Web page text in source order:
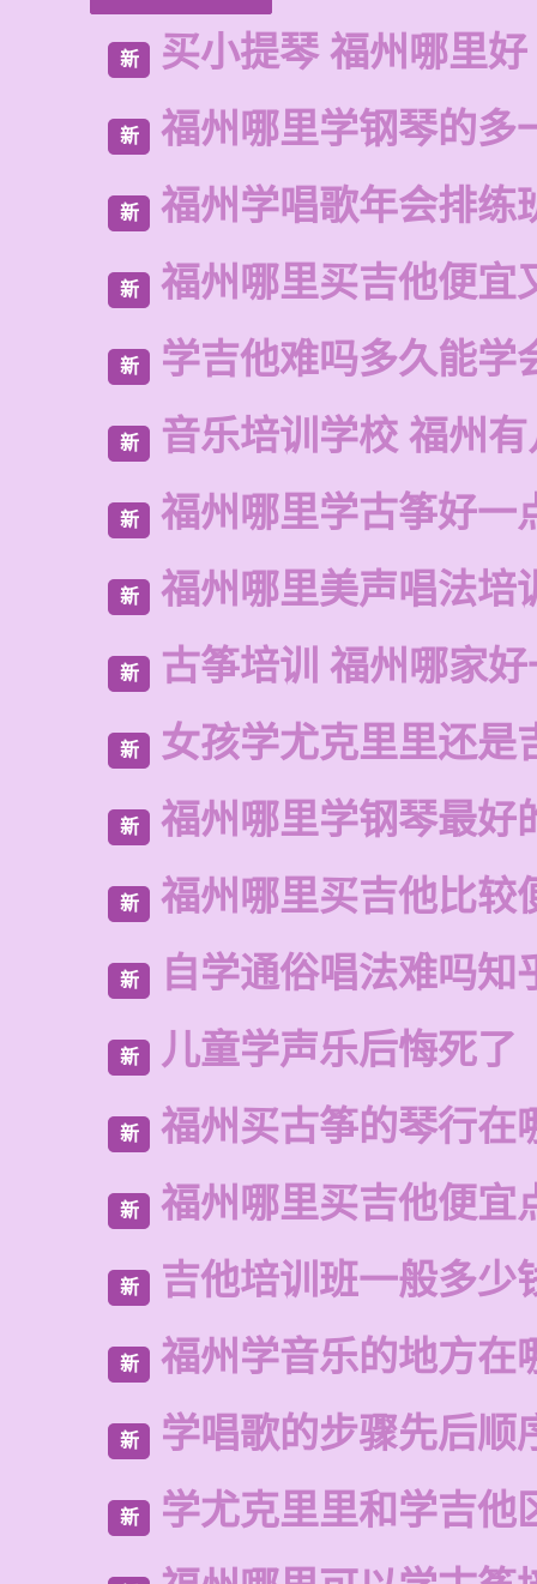
新 买小提琴 福州哪里好
新 福州哪里学钢琴的多
新 福州学唱歌年会排练
新 福州哪里买吉他便宜
新 学吉他难吗多久能学
新 音乐培训学校 福州
新 福州哪里学古筝好一
新 福州哪里美声唱法培
新 古筝培训 福州哪家
新 女孩学尤克里里还是
新 福州哪里学钢琴最好
新 福州哪里买吉他比较
新 自学通俗唱法难吗知
新 儿童学声乐后悔死了
新 福州买古筝的琴行在
新 福州哪里买吉他便宜
新 吉他培训班一般多少
新 福州学音乐的地方在
新 学唱歌的步骤先后顺
新 学尤克里里和学吉他